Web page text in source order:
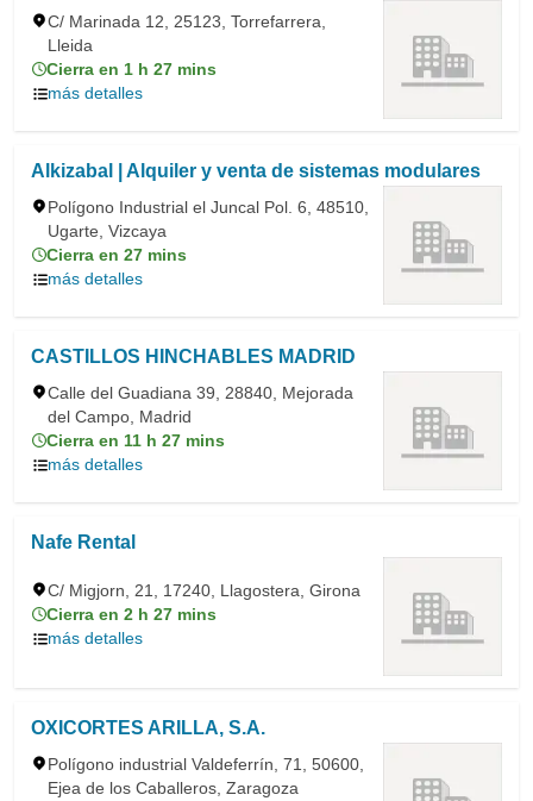
C/ Marinada 12, 25123, Torrefarrera,
Lleida
Cierra en 1 h 27 mins
más detalles
Alkizabal | Alquiler y venta de sistemas modulares
Polígono Industrial el Juncal Pol. 6, 48510,
Ugarte, Vizcaya
Cierra en 27 mins
más detalles
CASTILLOS HINCHABLES MADRID
Calle del Guadiana 39, 28840, Mejorada
del Campo, Madrid
Cierra en 11 h 27 mins
más detalles
Nafe Rental
C/ Migjorn, 21, 17240, Llagostera, Girona
Cierra en 2 h 27 mins
más detalles
OXICORTES ARILLA, S.A.
Polígono industrial Valdeferrín, 71, 50600,
Ejea de los Caballeros, Zaragoza